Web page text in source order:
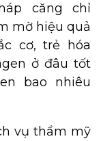
căng chỉ
mờ hiệu quả
cơ, trẻ hóa
ở đâu tốt
bao nhiêu
vụ thẩm mỹ